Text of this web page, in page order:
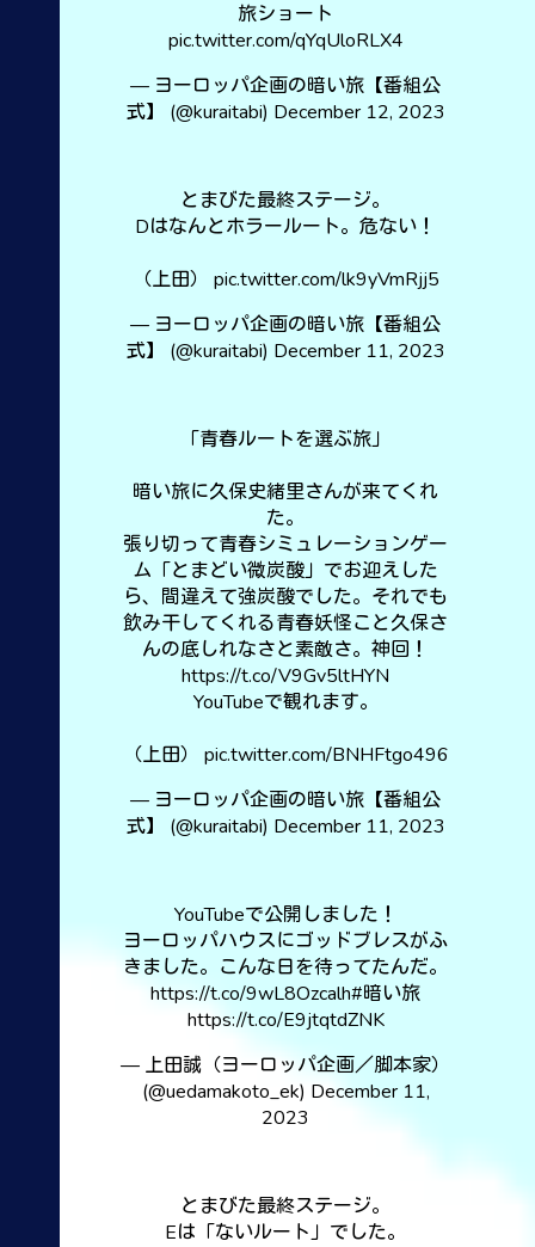
旅ショート
pic.twitter.com/qYqUloRLX4
— ヨーロッパ企画の暗い旅【番組公
式】 (@kuraitabi) December 12, 2023
とまびた最終ステージ。
Dはなんとホラールート。危ない！
（上田） pic.twitter.com/lk9yVmRjj5
— ヨーロッパ企画の暗い旅【番組公
式】 (@kuraitabi) December 11, 2023
「青春ルートを選ぶ旅」
暗い旅に久保史緒里さんが来てくれ
た。
張り切って青春シミュレーションゲー
ム「とまどい微炭酸」でお迎えした
ら、間違えて強炭酸でした。それでも
飲み干してくれる青春妖怪こと久保さ
んの底しれなさと素敵さ。神回！
https://t.co/V9Gv5ltHYN
YouTubeで観れます。
（上田） pic.twitter.com/BNHFtgo496
— ヨーロッパ企画の暗い旅【番組公
式】 (@kuraitabi) December 11, 2023
YouTubeで公開しました！
ヨーロッパハウスにゴッドブレスがふ
きました。こんな日を待ってたんだ。
https://t.co/9wL8Ozcalh#暗い旅
https://t.co/E9jtqtdZNK
— 上田誠（ヨーロッパ企画／脚本家）
(@uedamakoto_ek) December 11,
2023
とまびた最終ステージ。
Eは「ないルート」でした。